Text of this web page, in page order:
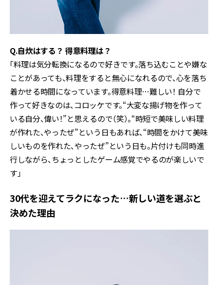
Q.自炊はする？ 得意料理は？
「料理は気分転換になるので好きです。落ち込むことや嫌な
ことがあっても、料理をすると無心になれるので、心を落ち
着かせる時間になっています。得意料理…難しい！ 自分で
作って好きなのは、コロッケです。“大変な揚げ物を作って
いる自分、偉い！”と思えるので（笑）。“時短で美味しい料理
が作れた、やったぜ”という日もあれば、“時間をかけて美味
しいものを作れた、やったぜ”という日も。片付けも同時進
行しながら、ちょっとしたゲーム感覚でやるのが楽しいで
す」
30代を迎えてラクになった…新しい道を選ぶと
決めた理由